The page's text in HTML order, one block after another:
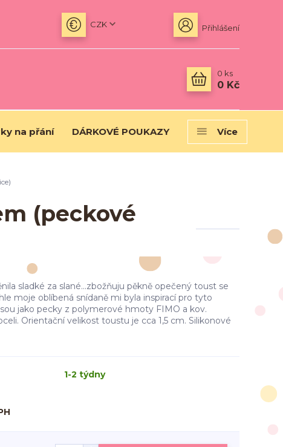
CZK Přihlášení
0 ks
0 Kč
na přání DÁRKOVÉ POUKAZY Více
(peckové
sladké za slané...zbožňuju pěkně opečený toust se
moje oblíbená snídaně mi byla inspirací pro tyto
jako pecky z polymerové hmoty FIMO a kov.
Orientační velikost toustu je cca 1,5 cm. Silikonové
1-2 týdny